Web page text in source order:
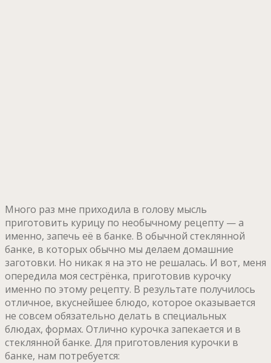
Много раз мне приходила в голову мысль
приготовить курицу по необычному рецепту — а
именно, запечь её в банке. В обычной стеклянной
банке, в которых обычно мы делаем домашние
заготовки. Но никак я на это не решалась. И вот, меня
опередила моя сестрёнка, приготовив курочку
именно по этому рецепту. В результате получилось
отличное, вкуснейшее блюдо, которое оказывается
не совсем обязательно делать в специальных
блюдах, формах. Отлично курочка запекается и в
стеклянной банке. Для приготовления курочки в
банке, нам потребуется: